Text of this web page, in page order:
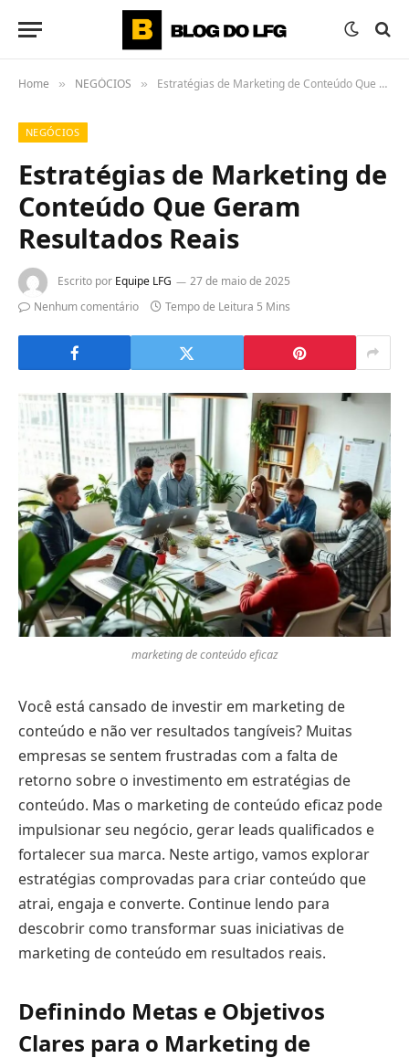
Home » NEGÓCIOS » Estratégias de Marketing de Conteúdo Que Geram Resultados Reais
NEGÓCIOS
Estratégias de Marketing de
Conteúdo Que Geram
Resultados Reais
Escrito por Equipe LFG
27 de maio de 2025
Nenhum comentário
Tempo de Leitura 5 Mins
marketing de conteúdo eficaz
Você está cansado de investir em marketing de
conteúdo e não ver resultados tangíveis? Muitas
empresas se sentem frustradas com a falta de
retorno sobre o investimento em estratégias de
conteúdo. Mas o marketing de conteúdo eficaz pode
impulsionar seu negócio, gerar leads qualificados e
fortalecer sua marca. Neste artigo, vamos explorar
estratégias comprovadas para criar conteúdo que
atrai, engaja e converte. Continue lendo para
descobrir como transformar suas iniciativas de
marketing de conteúdo em resultados reais.
Definindo Metas e Objetivos
Clares para o Marketing de